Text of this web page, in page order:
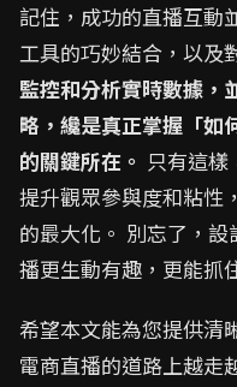
記住，成功的直播互動
工具的巧妙結合，以及
監控和分析實時數據，
略，纔是真正掌握「如
的關鍵所在。 只有這樣
提升觀眾參與度和粘性
的最大化。 別忘了，
播更生動有趣，更能抓
希望本文能為您提供清
電商直播的道路上越走